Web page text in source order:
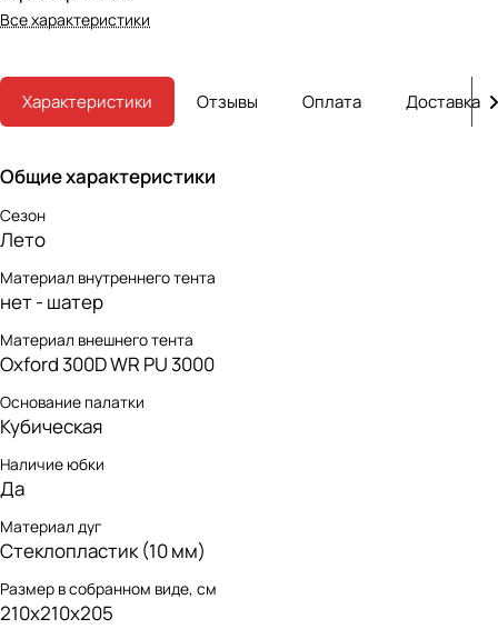
Все характеристики
Характеристики Отзывы Оплата Доставка
Общие характеристики
Сезон
Лето
Материал внутреннего тента
нет - шатер
Материал внешнего тента
Oxford 300D WR PU 3000
Основание палатки
Кубическая
Наличие юбки
Да
Материал дуг
Стеклопластик (10 мм)
Размер в собранном виде, см
210x210x205